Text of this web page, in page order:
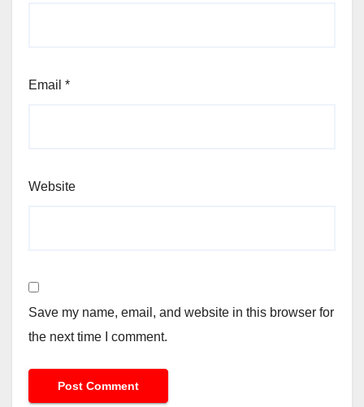
Email *
Website
Save my name, email, and website in this browser for
the next time I comment.